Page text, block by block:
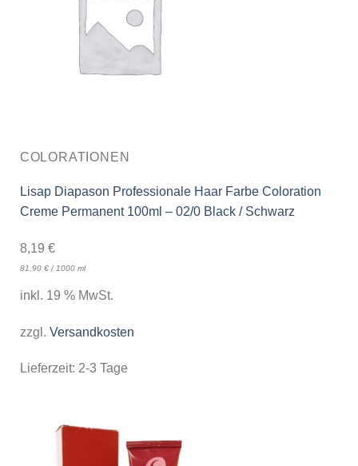
COLORATIONEN
Lisap Diapason Professionale Haar Farbe Coloration
Creme Permanent 100ml – 02/0 Black / Schwarz
8,19 €
81,90 €/ 1000 ml
inkl. 19 % MwSt.
zzgl. Versandkosten
Lieferzeit: 2-3 Tage